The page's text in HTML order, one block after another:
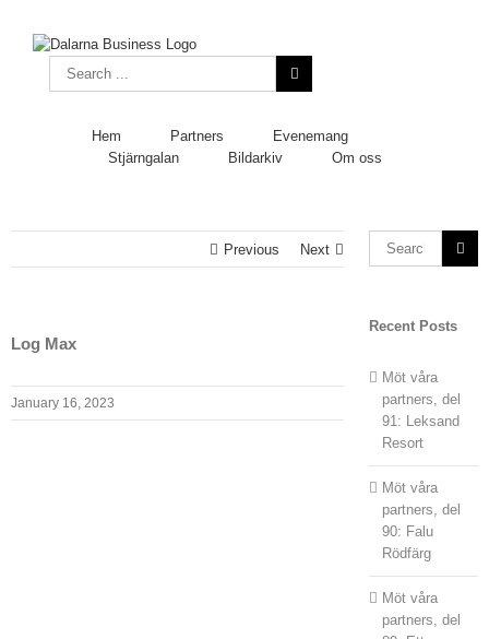
content
Search
for:
Hem Partners
Evenemang
Stjärngalan
Bildarkiv Om oss
Previous Next
Log Max
January 16, 2023
Search
for:
Recent Posts
Möt våra
partners, del
91: Leksand
Resort
Möt våra
partners, del
90: Falu
Rödfärg
Möt våra
partners, del